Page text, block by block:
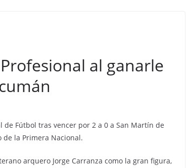
al ganarle
Fútbol tras vencer por 2 a 0 a San Martín de
la Primera Nacional.
arquero Jorge Carranza como la gran figura,